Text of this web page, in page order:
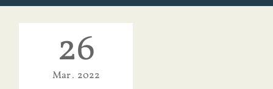
26
Mar 2022